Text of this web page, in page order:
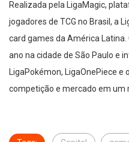
Realizada pela LigaMagic,
jogadores de TCG no Brasil, a
card games da América
ano na cidade de São Paulo e
LigaPokémon, LigaOnePiece
competição e mercado em um